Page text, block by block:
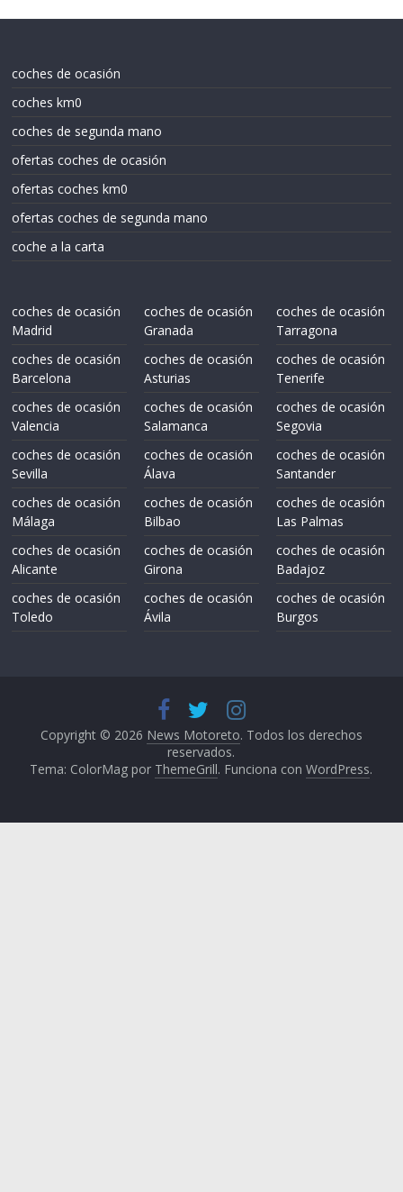
coches de ocasión
coches km0
coches de segunda mano
ofertas coches de ocasión
ofertas coches km0
ofertas coches de segunda mano
coche a la carta
coches de ocasión
Madrid
coches de ocasión
Barcelona
coches de ocasión
Valencia
coches de ocasión
Sevilla
coches de ocasión
Málaga
coches de ocasión
Alicante
coches de ocasión
Toledo
coches de ocasión
Granada
coches de ocasión
Asturias
coches de ocasión
Salamanca
coches de ocasión
Álava
coches de ocasión
Bilbao
coches de ocasión
Girona
coches de ocasión
Ávila
coches de ocasión
Tarragona
coches de ocasión
Tenerife
coches de ocasión
Segovia
coches de ocasión
Santander
coches de ocasión
Las Palmas
coches de ocasión
Badajoz
coches de ocasión
Burgos
Copyright © 2026 News Motoreto. Todos los derechos
reservados.
Tema: ColorMag por ThemeGrill. Funciona conWordPress.